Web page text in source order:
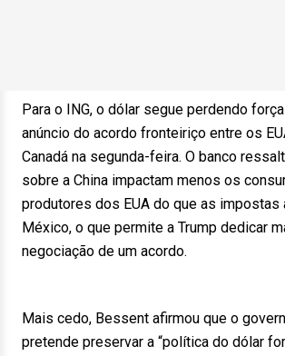
Para o ING, o dólar segue perdendo
anúncio do acordo fronteiriço entre os
Canadá na segunda-feira. O banco
sobre a China impactam menos os
produtores dos EUA do que as impostas
México, o que permite a Trump dedicar
negociação de um acordo.
Mais cedo, Bessent afirmou que o
pretende preservar a “política do dólar